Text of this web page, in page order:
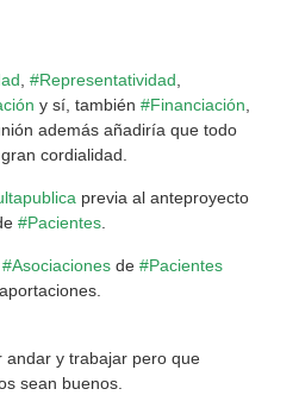
#Representatividad
y sí, también #Financiación
además añadiría que todo
cordialidad.
previa al anteproyecto
#Pacientes
#Asociaciones de #Pacientes
andar y trabajar pero que
sean buenos.